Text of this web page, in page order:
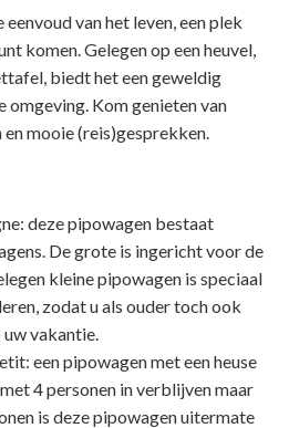
van het leven, een plek
komen. Gelegen op een heuvel,
biedt het een geweldig
Kom genieten van
mooie (reis)gesprekken.
deze pipowagen bestaat
De grote is ingericht voor de
kleine pipowagen is speciaal
zodat u als ouder toch ook
vakantie.
een pipowagen met een heuse
4 personen in verblijven maar
is deze pipowagen uitermate